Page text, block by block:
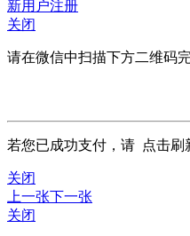
新用户注册
关闭
请在微信中扫描下方二维码
若您已成功支付，请 点击刷
关闭
上一张下一张
关闭